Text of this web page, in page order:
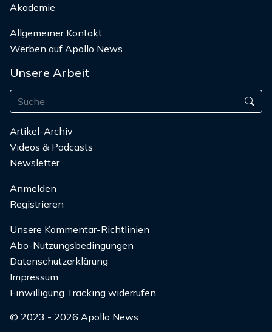
Akademie
Allgemeiner Kontakt
Werben auf Apollo News
Unsere Arbeit
Artikel-Archiv
Videos & Podcasts
Newsletter
Anmelden
Registrieren
Unsere Kommentar-Richtlinien
Abo-Nutzungsbedingungen
Datenschutzerklärung
Impressum
Einwilligung Tracking widerrufen
© 2023 - 2026 Apollo News